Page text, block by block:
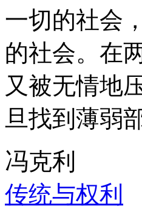
一切的社会
的社会。在
又被无情地
旦找到薄弱
冯克利
传统与权利